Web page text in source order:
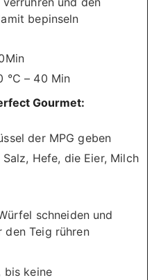
bepinseln
°C – 40 Min
Gourmet:
der MPG geben
Hefe, die Eier, Milch
schneiden und
den Teig rühren
bis keine